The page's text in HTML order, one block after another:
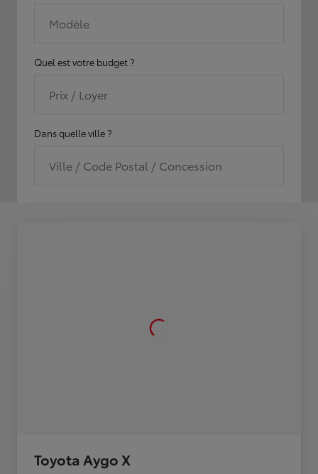
Modèle
Quel est votre budget ?
Prix / Loyer
Dans quelle ville ?
Ville / Code Postal / Concession
Toyota Aygo X